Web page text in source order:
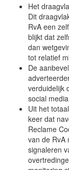
Het
Dit
RvA een
blijkt dat
dan
tot relatief
De
verduidelijk
social
Uit het
keer dat
Reclame
van de RvA
signaleren